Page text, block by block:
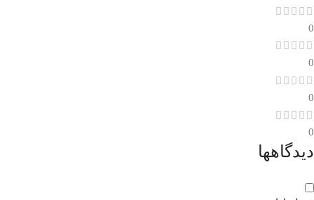
0
0
0
0
دیدگاهها